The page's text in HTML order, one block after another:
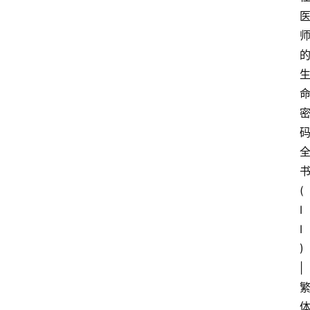
医
师
的
生
命
密
码
全
书
(
I
I
)
繁
体